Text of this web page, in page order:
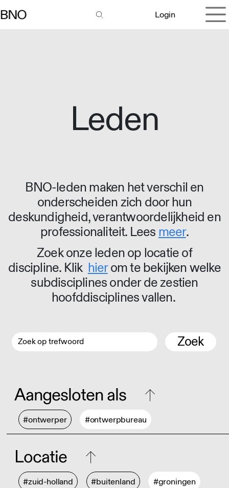
Login
Leden
BNO-leden maken het verschil en
onderscheiden zich door hun
deskundigheid, verantwoordelijkheid en
professionaliteit. Lees meer.
Zoek onze leden op locatie of
discipline. Klik hierom te bekijken welke
subdisciplines onder de zestien
hoofddisciplines vallen.
Zoek
Aangesloten als
#ontwerper #ontwerpbureau
Locatie
#zuid-holland #buitenland #groningen